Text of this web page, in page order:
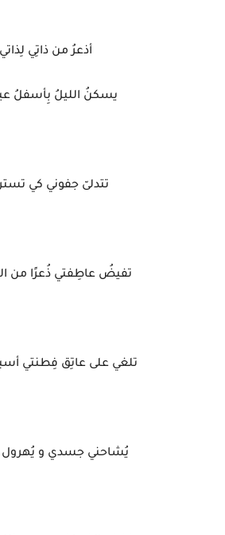
أذعرُ من ذاتِي لِذاتي
يسكنُ الليلُ بِأسفلُ
تتدلىّ جفوني كي
تفيضُ عاطِفتي ذُعرًا من
تلغي على عاتِق فِطنتي
يُشاحني جسدي و يُهرول